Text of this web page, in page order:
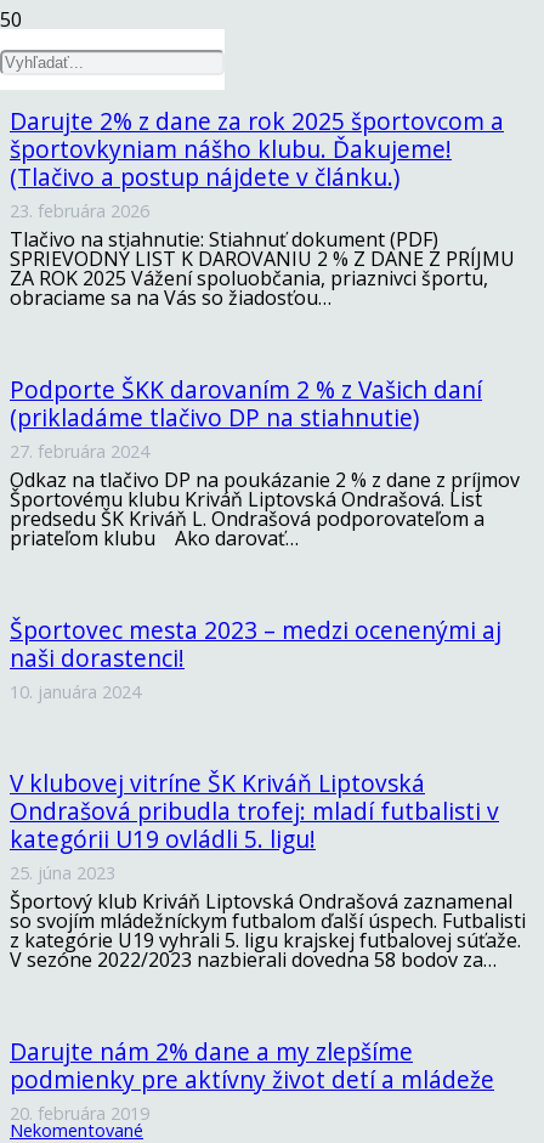
Dorast
Darujte 2% z dane za rok 2025 športovcom a
športovkyniam nášho klubu. Ďakujeme!
(Tlačivo a postup nájdete v článku.)
23. februára 2026
Tlačivo na stiahnutie: Stiahnuť dokument (PDF)
SPRIEVODNÝ LIST K DAROVANIU 2 % Z DANE Z PRÍJMU
ZA ROK 2025 Vážení spoluobčania, priaznivci športu,
obraciame sa na Vás so žiadosťou…
Podporte ŠKK darovaním 2 % z Vašich daní
(prikladáme tlačivo DP na stiahnutie)
27. februára 2024
Odkaz na tlačivo DP na poukázanie 2 % z dane z príjmov
Športovému klubu Kriváň Liptovská Ondrašová. List
predsedu ŠK Kriváň L. Ondrašová podporovateľom a
priateľom klubu Ako darovať…
Športovec mesta 2023 – medzi ocenenými aj
naši dorastenci!
10. januára 2024
V klubovej vitríne ŠK Kriváň Liptovská
Ondrašová pribudla trofej: mladí futbalisti v
kategórii U19 ovládli 5. ligu!
25. júna 2023
Športový klub Kriváň Liptovská Ondrašová zaznamenal
so svojím mládežníckym futbalom ďalší úspech. Futbalisti
z kategórie U19 vyhrali 5. ligu krajskej futbalovej súťaže.
V sezóne 2022/2023 nazbierali dovedna 58 bodov za…
Darujte nám 2% dane a my zlepšíme
podmienky pre aktívny život detí a mládeže
20. februára 2019
Nekomentované